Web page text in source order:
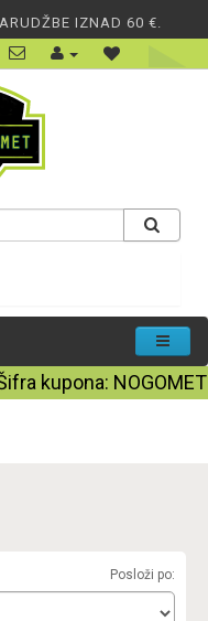
IZNAD 60 €.
kupona: NOGOMET
Posloži po: